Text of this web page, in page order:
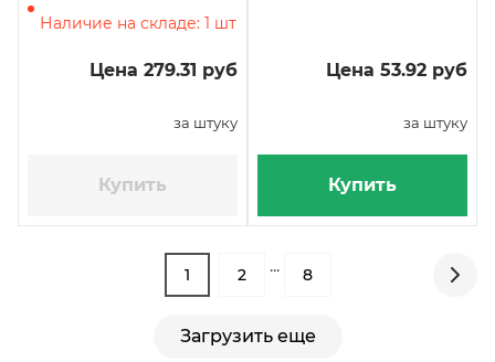
Наличие на складе: 1 шт
Цена 279.31 руб
за штуку
Купить
Цена 53.92 руб
за штуку
Купить
1 2 ... 8
Загрузить еще